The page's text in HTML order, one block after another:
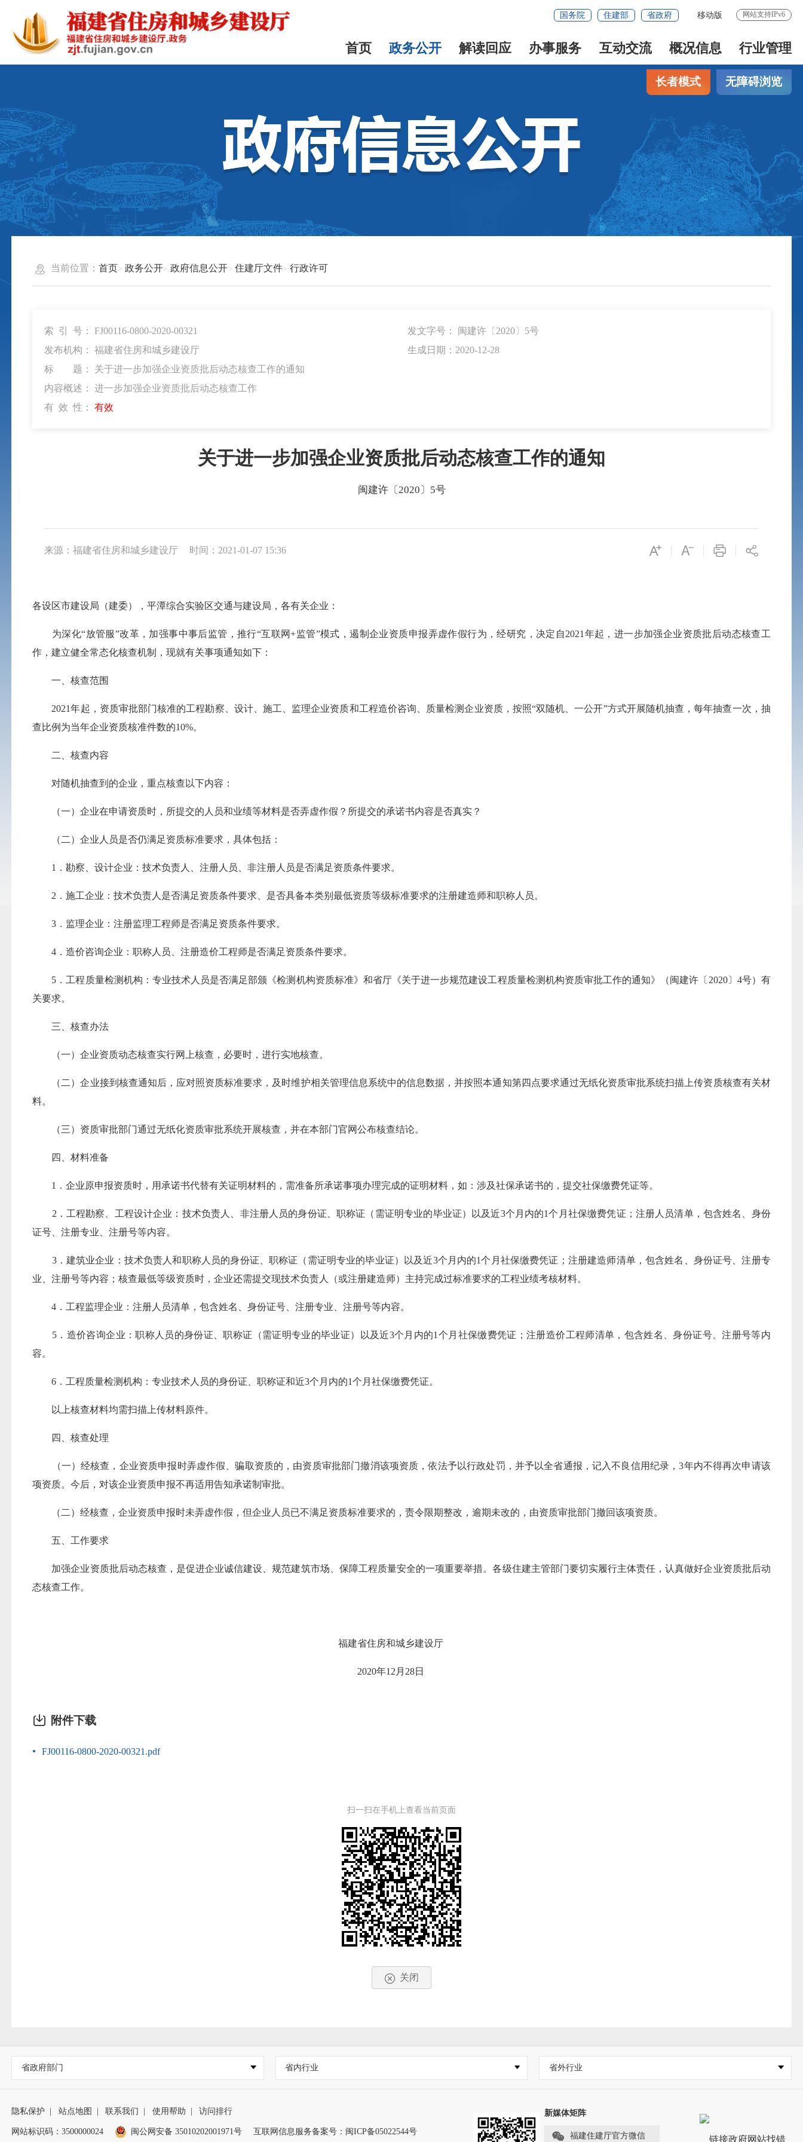
国务院 住建部 省政府 移动版 网站支持IPv6
首页 政务公开 解读回应 办事服务 互动交流 概况信息 行业管理
长者模式 无障碍浏览
当前位置： 首页 政务公开 政府信息公开 住建厅文件 行政许可
索 引 号： FJ00116-0800-2020-00321 发文字号： 闽建许〔2020〕5号
发布机构： 福建省住房和城乡建设厅
生成日期：2020-12-28
标 题： 关于进一步加强企业资质批后动态核查工作的通知
内容概述： 进一步加强企业资质批后动态核查工作
有 效 性： 有效
关于进一步加强企业资质批后动态核查工作的通知
闽建许〔2020〕5号
来源：福建省住房和城乡建设厅 时间：2021-01-07 15:36
各设区市建设局（建委），平潭综合实验区交通与建设局，各有关企业：
为深化“放管服”改革，加强事中事后监管，推行“互联网+监管”模式，遏制企业资质申报弄虚作假行为，经研究，决定自2021年起，进一步加强企业资质批后动态核查工
作，建立健全常态化核查机制，现就有关事项通知如下：
一、核查范围
2021年起，资质审批部门核准的工程勘察、设计、施工、监理企业资质和工程造价咨询、质量检测企业资质，按照“双随机、一公开”方式开展随机抽查，每年抽查一次，抽
查比例为当年企业资质核准件数的10%。
二、核查内容
对随机抽查到的企业，重点核查以下内容：
（一）企业在申请资质时，所提交的人员和业绩等材料是否弄虚作假？所提交的承诺书内容是否真实？
（二）企业人员是否仍满足资质标准要求，具体包括：
1．勘察、设计企业：技术负责人、注册人员、非注册人员是否满足资质条件要求。
2．施工企业：技术负责人是否满足资质条件要求、是否具备本类别最低资质等级标准要求的注册建造师和职称人员。
3．监理企业：注册监理工程师是否满足资质条件要求。
4．造价咨询企业：职称人员、注册造价工程师是否满足资质条件要求。
5．工程质量检测机构：专业技术人员是否满足部颁《检测机构资质标准》和省厅《关于进一步规范建设工程质量检测机构资质审批工作的通知》（闽建许〔2020〕4号）有
关要求。
三、核查办法
（一）企业资质动态核查实行网上核查，必要时，进行实地核查。
（二）企业接到核查通知后，应对照资质标准要求，及时维护相关管理信息系统中的信息数据，并按照本通知第四点要求通过无纸化资质审批系统扫描上传资质核查有关材
料。
（三）资质审批部门通过无纸化资质审批系统开展核查，并在本部门官网公布核查结论。
四、材料准备
1．企业原申报资质时，用承诺书代替有关证明材料的，需准备所承诺事项办理完成的证明材料，如：涉及社保承诺书的，提交社保缴费凭证等。
2．工程勘察、工程设计企业：技术负责人、非注册人员的身份证、职称证（需证明专业的毕业证）以及近3个月内的1个月社保缴费凭证；注册人员清单，包含姓名、身份
证号、注册专业、注册号等内容。
3．建筑业企业：技术负责人和职称人员的身份证、职称证（需证明专业的毕业证）以及近3个月内的1个月社保缴费凭证；注册建造师清单，包含姓名、身份证号、注册专
业、注册号等内容；核查最低等级资质时，企业还需提交现技术负责人（或注册建造师）主持完成过标准要求的工程业绩考核材料。
4．工程监理企业：注册人员清单，包含姓名、身份证号、注册专业、注册号等内容。
5．造价咨询企业：职称人员的身份证、职称证（需证明专业的毕业证）以及近3个月内的1个月社保缴费凭证；注册造价工程师清单，包含姓名、身份证号、注册号等内
容。
6．工程质量检测机构：专业技术人员的身份证、职称证和近3个月内的1个月社保缴费凭证。
以上核查材料均需扫描上传材料原件。
四、核查处理
（一）经核查，企业资质申报时弄虚作假、骗取资质的，由资质审批部门撤消该项资质，依法予以行政处罚，并予以全省通报，记入不良信用纪录，3年内不得再次申请该
项资质。今后，对该企业资质申报不再适用告知承诺制审批。
（二）经核查，企业资质申报时未弄虚作假，但企业人员已不满足资质标准要求的，责令限期整改，逾期未改的，由资质审批部门撤回该项资质。
五、工作要求
加强企业资质批后动态核查，是促进企业诚信建设、规范建筑市场、保障工程质量安全的一项重要举措。各级住建主管部门要切实履行主体责任，认真做好企业资质批后动
态核查工作。
福建省住房和城乡建设厅
2020年12月28日
附件下载
FJ00116-0800-2020-00321.pdf
扫一扫在手机上查看当前页面
关闭
省政府部门 省内行业 省外行业
隐私保护 | 站点地图 | 联系我们 | 使用帮助 | 访问排行
网站标识码：3500000024 闽公网安备 35010202001971号 互联网信息服务备案号：闽ICP备05022544号
新媒体矩阵
福建住建厅官方微信